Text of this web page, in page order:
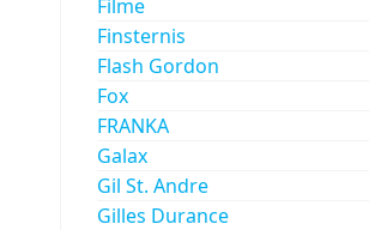
Filme
Finsternis
Flash Gordon
Fox
FRANKA
Galax
Gil St. Andre
Gilles Durance